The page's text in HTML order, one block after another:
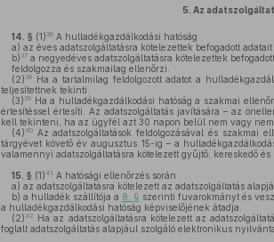
5. Az
14. § (1) 36A hulladékgazdálkodási hatóság
a) az éves adatszolgáltatásra kötelezettek befogadott
b) 37a negyedéves adatszolgáltatásra kötelezettek
feldolgozza és szakmailag ellenőrzi.
(2) 38Ha a tartalmilag feldolgozott adatot a
teljesítettnek tekinti.
(3) 39Ha a hulladékgazdálkodási hatóság a szakmai
értesítéssel értesíti. Az adatszolgáltatás javítására – az
kell tekinteni, ha az ügyfél azt 30 napon belül nem vagy
(4)40Az adatszolgáltatások feldolgozásával és szakmai
tárgyévet követő év augusztus 15-ig – a
valamennyi adatszolgáltatásra kötelezett gyűjtő, kereskedő
15. § (1)41 A hatósági ellenőrzés során
a) az adatszolgáltatásra kötelezett az adatszolgáltatás
b) a hulladék szállítója a 8. § szerinti fuvarokmányt és
a hulladékgazdálkodási hatóság képviselőjének átadja.
(2)42 Ha az adatszolgáltatásra kötelezett az
foglalt adatszolgáltatás alapjául szolgáló elektronikus